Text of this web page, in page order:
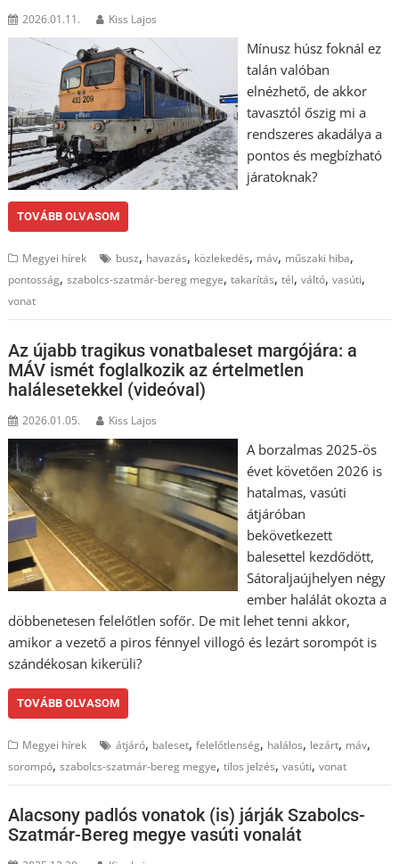
2026.01.11. Kiss Lajos
Mínusz húsz foknál ez
talán valóban
elnézhető, de akkor
tavasztól őszig mi a
rendszeres akadálya a
pontos és megbízható
járatoknak?
TOVÁBB OLVASOM
Megyei hírek busz, havazás, közlekedés, máv, műszaki hiba,
pontosság,szabolcs-szatmár-bereg megye,takarítás,tél,váltó,vasúti,
vonat
Az újabb tragikus vonatbaleset margójára: a
MÁV ismét foglalkozik az értelmetlen
halálesetekkel (videóval)
2026.01.05. Kiss Lajos
A borzalmas 2025-ös
évet követően 2026 is
hatalmas, vasúti
átjáróban
bekövetkezett
balesettel kezdődött,
Sátoraljaújhelyen négy
ember halálát okozta a
döbbenetesen felelőtlen sofőr. De mit lehet tenni akkor,
amikor a vezető a piros fénnyel villogó és lezárt sorompót is
szándékosan kikerüli?
TOVÁBB OLVASOM
Megyei hírek átjáró, baleset,felelőtlenség, halálos, lezárt, máv,
sorompó,szabolcs-szatmár-bereg megye,tilos jelzés,vasúti,vonat
Alacsony padlós vonatok (is) járják Szabolcs-
Szatmár-Bereg megye vasúti vonalát